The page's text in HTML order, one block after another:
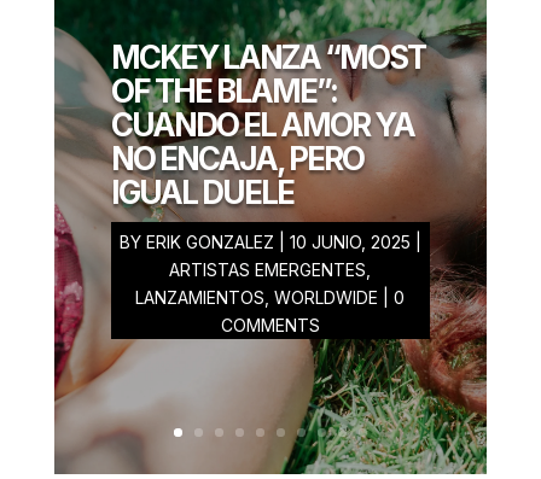
ENERO 05, 2026
MCKEY LANZA “MOST
OF THE BLAME”:
CUANDO EL AMOR YA
NO ENCAJA, PERO
IGUAL DUELE
BY ERIK GONZALEZ 10 JUNIO, 2025
ARTISTAS EMERGENTES
LANZAMIENTOS ,WORLDWIDE | 0
COMMENTS